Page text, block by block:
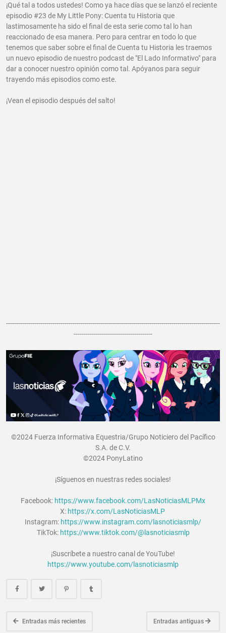
¡Qué tal a todos ustedes! Como ya hace días que se lanzó el reciente
episodio #23 de My Little Pony: Cuenta tu Historia que
lastimosamente ha sido el final de esta serie como tal lo han
reaccionado de esa manera. Pero para centrar en todo lo que
tenemos que saber sobre el final de Cuenta tu Historia les traemos
un nuevo episodio de nuestro podcast de "El Lado Informativo" para
dar a conocer nuestro opinión como tal. Apóyanos para seguir
trayendo más episodios como este.
¡Vean el episodio después del salto!
----------------------------------------------------------------------------------------------------------
---------------------------------------
©2024 Fuerza Informativa Equestria/Grupo Noticiero del Pacífico
S.A. de C.V.
©2024 PonyLatino
¡Síguenos en nuestras redes sociales!
Facebook: https://www.facebook.com/LasNoticiasMLPMx
X: https://x.com/LasNoticiasMLP
Instagram: https://www.instagram.com/lasnoticiasmlp/
TikTok: https://www.tiktok.com/@lasnoticiasmlp
¡Suscríbete a nuestro canal de YouTube!
https://www.youtube.com/lasnoticiasmlp
Entradas más recientes Entradas antiguas